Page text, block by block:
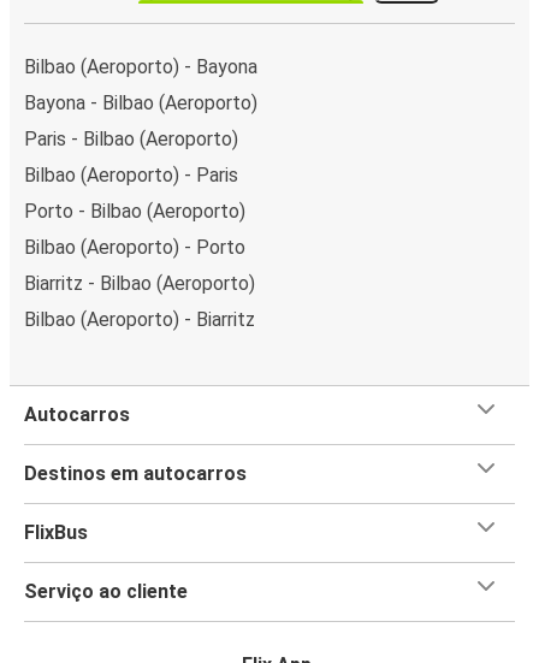
Bilbao (Aeroporto) - Bayona
Bayona - Bilbao (Aeroporto)
Paris - Bilbao (Aeroporto)
Bilbao (Aeroporto) - Paris
Porto - Bilbao (Aeroporto)
Bilbao (Aeroporto) - Porto
Biarritz - Bilbao (Aeroporto)
Bilbao (Aeroporto) - Biarritz
Autocarros
Destinos em autocarros
FlixBus
Serviço ao cliente